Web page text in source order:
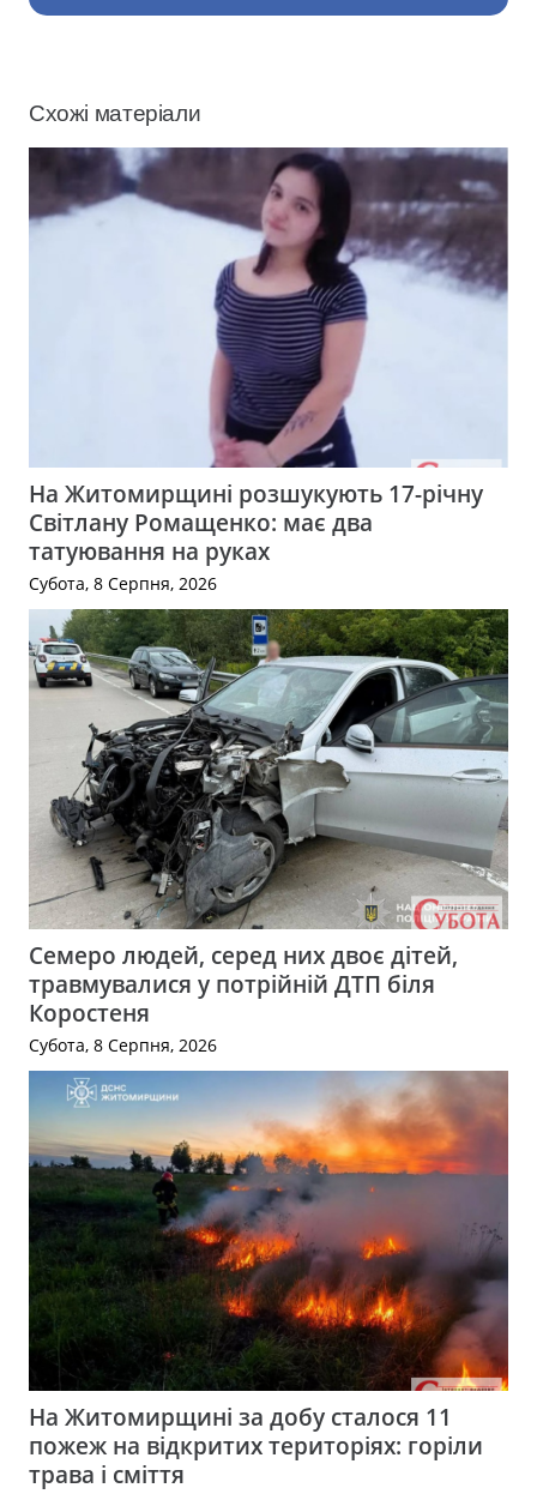
Схожі матеріали
На Житомирщині розшукують 17-річну
Світлану Ромащенко: має два
татуювання на руках
Субота, 8 Серпня, 2026
Семеро людей, серед них двоє дітей,
травмувалися у потрійній ДТП біля
Коростеня
Субота, 8 Серпня, 2026
На Житомирщині за добу сталося 11
пожеж на відкритих територіях: горіли
трава і сміття